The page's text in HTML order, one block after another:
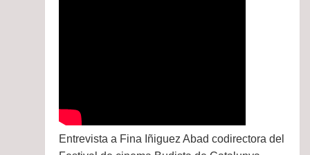
Entrevista a Fina Iñiguez Abad codirectora del